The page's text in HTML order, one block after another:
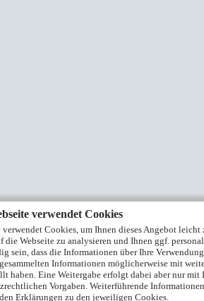
verwendet Cookies
verwendet Cookies, um Ihnen dieses Angebot
die Webseite zu analysieren und Ihnen ggf.
sein, dass die Informationen über Ihre
Informationen möglicherweise mit
haben. Eine Weitergabe erfolgt dabei aber nur
Vorgaben. Weiterführende
Erklärungen zu den jeweiligen Cookies.